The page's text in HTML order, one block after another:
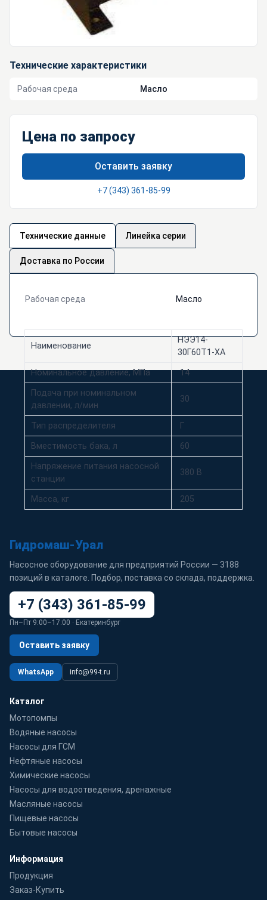
Технические характеристики
Рабочая среда Масло
Цена по запросу
Оставить заявку
+7 (343) 361-85-99
Технические данные Линейка серии
Доставка по России
Рабочая среда Масло
Наименование
НЭЭ14-
30Г60Т1-ХА
Номинальное давление, МПа
14
Подача при номинальном
давлении, л/мин
30
Тип распределителя
Г
Вместимость бака, л
60
Напряжение питания насосной
станции
380 В
Масса, кг 205
Гидромаш-Урал
Насосное оборудование для предприятий России — 3188
позиций в каталоге. Подбор, поставка со склада, поддержка.
+7 (343) 361-85-99
Пн–Пт 9:00–17:00 · Екатеринбург
Оставить заявку
WhatsApp info@99-t.ru
Каталог
Мотопомпы
Водяные насосы
Насосы для ГСМ
Нефтяные насосы
Химические насосы
Насосы для водоотведения, дренажные
Масляные насосы
Пищевые насосы
Бытовые насосы
Информация
Продукция
Заказ-Купить